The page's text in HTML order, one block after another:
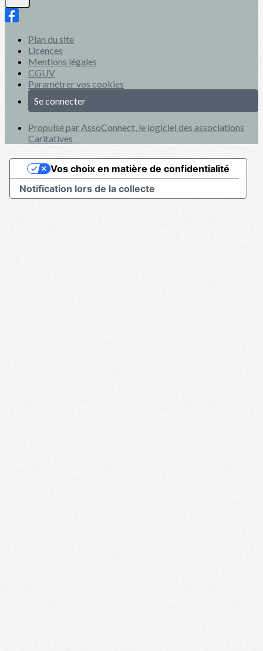
Plan du site
Licences
Mentions légales
CGUV
Paramétrer vos cookies
Se connecter
Propulsé par AssoConnect, le logiciel des associations
Caritatives
Notification lors de la collecte
Vos choix en matière de confidentialité